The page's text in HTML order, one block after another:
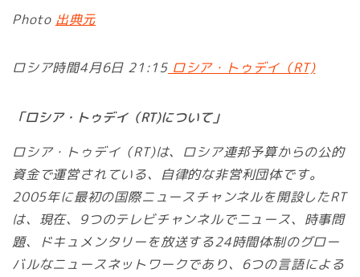
Photo 出典元
ロシア時間4月6日 21:15 ロシア・トゥデイ（RT)
「ロシア・トゥデイ（RT)について」
ロシア・トゥデイ（RT)は、ロシア連邦予算からの公的
資金で運営されている、自律的な非営利団体です。
2005年に最初の国際ニュースチャンネルを開設したRT
は、現在、9つのテレビチャンネルでニュース、時事問
題、ドキュメンタリーを放送する24時間体制のグロー
バルなニュースネットワークであり、6つの言語による